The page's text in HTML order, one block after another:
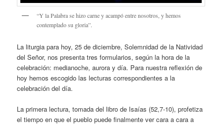
“Y la Palabra se hizo carne y acampó entre nosotros, y hemos
contemplado su gloria”.
La liturgia para hoy, 25 de diciembre, Solemnidad de la Natividad
del Señor, nos presenta tres formularios, según la hora de la
celebración: medianoche, aurora y día. Para nuestra reflexión de
hoy hemos escogido las lecturas correspondientes a la
celebración del día.
La primera lectura, tomada del libro de Isaías (52,7-10), profetiza
el tiempo en que el pueblo puede finalmente ver cara a cara a